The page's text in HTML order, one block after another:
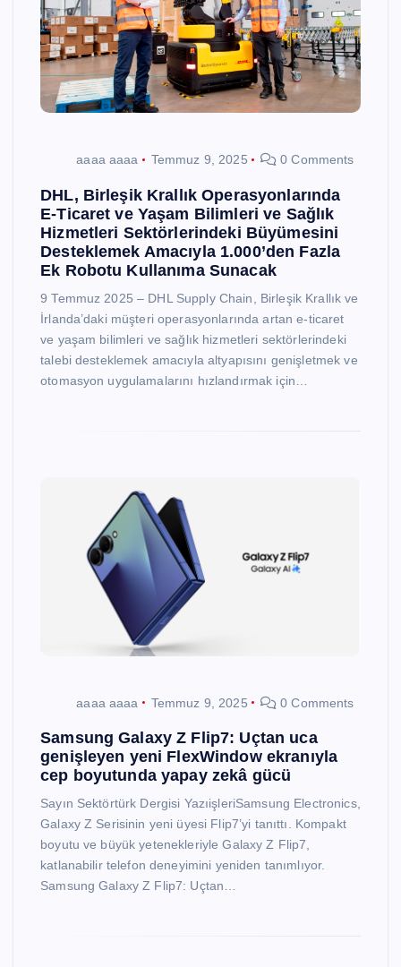
aaaa aaaa Temmuz 9, 2025 0 Comments
DHL, Birleşik Krallık Operasyonlarında
E-Ticaret ve Yaşam Bilimleri ve Sağlık
Hizmetleri Sektörlerindeki Büyümesini
Desteklemek Amacıyla 1.000’den Fazla
Ek Robotu Kullanıma Sunacak
9 Temmuz 2025 – DHL Supply Chain, Birleşik Krallık ve
İrlanda’daki müşteri operasyonlarında artan e-ticaret
ve yaşam bilimleri ve sağlık hizmetleri sektörlerindeki
talebi desteklemek amacıyla altyapısını genişletmek ve
otomasyon uygulamalarını hızlandırmak için…
aaaa aaaa Temmuz 9, 2025 0 Comments
Samsung Galaxy Z Flip7: Uçtan uca
genişleyen yeni FlexWindow ekranıyla
cep boyutunda yapay zekâ gücü
Sayın Sektörtürk Dergisi YazıişleriSamsung Electronics,
Galaxy Z Serisinin yeni üyesi Flip7’yi tanıttı. Kompakt
boyutu ve büyük yetenekleriyle Galaxy Z Flip7,
katlanabilir telefon deneyimini yeniden tanımlıyor.
Samsung Galaxy Z Flip7: Uçtan…